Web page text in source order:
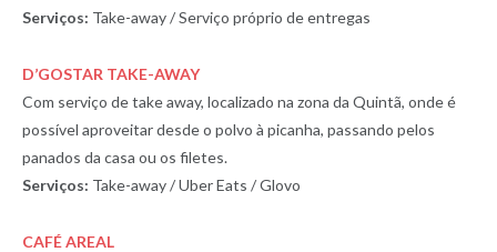
Serviços: Take-away / Serviço próprio de entregas
D’GOSTAR TAKE-AWAY
Com serviço de take away, localizado na zona da Quintã, onde é
possível aproveitar desde o polvo à picanha, passando pelos
panados da casa ou os filetes.
Serviços: Take-away / Uber Eats / Glovo
CAFÉ AREAL